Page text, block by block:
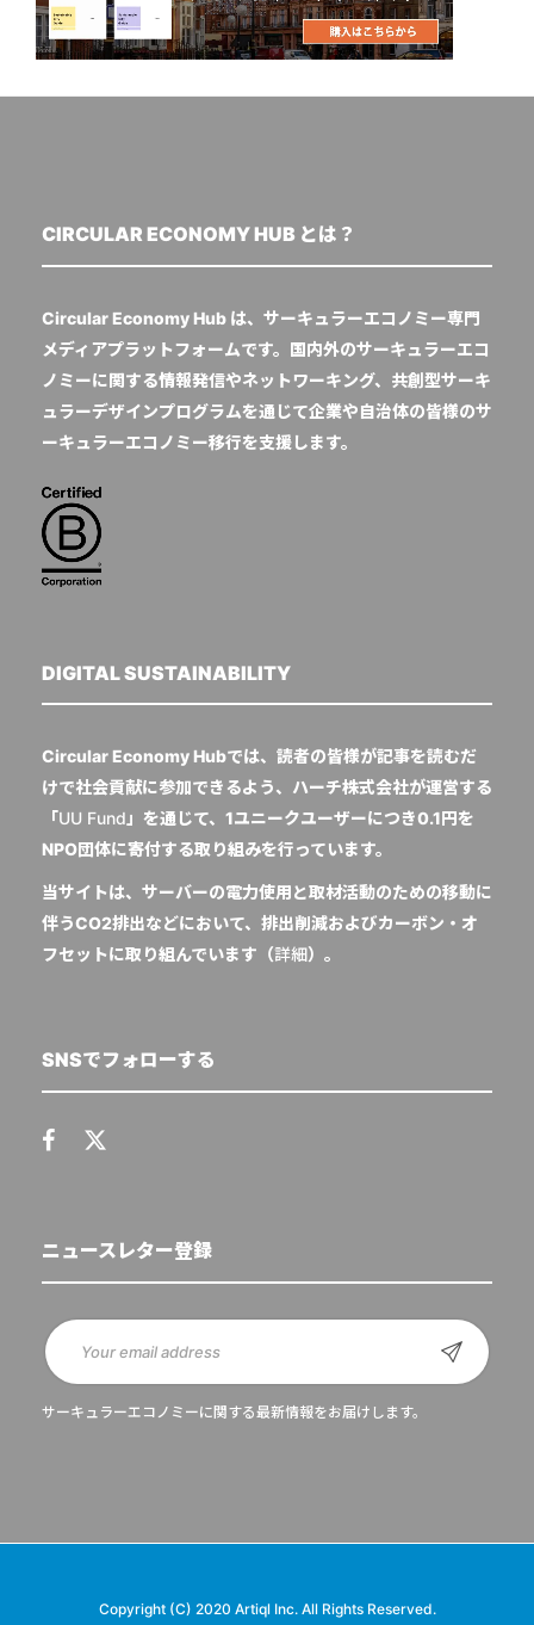
CIRCULAR ECONOMY HUB とは？
Circular Economy Hub は、サーキュラーエコノミー専門
メディアプラットフォームです。国内外のサーキュラーエコ
ノミーに関する情報発信やネットワーキング、共創型サーキ
ュラーデザインプログラムを通じて企業や自治体の皆様のサ
ーキュラーエコノミー移行を支援します。
DIGITAL SUSTAINABILITY
Circular Economy Hubでは、読者の皆様が記事を読むだ
けで社会貢献に参加できるよう、ハーチ株式会社が運営する
「UU Fund 」を通じて、1ユニークユーザーにつき0.1円を
NPO団体に寄付する取り組みを行っています。
当サイトは、サーバーの電力使用と取材活動のための移動に
伴うCO2排出などにおいて、排出削減およびカーボン・オ
フセットに取り組んでいます（詳細）。
SNSでフォローする
ニュースレター登録
サーキュラーエコノミーに関する最新情報をお届けします。
Copyright (C) 2020 Artiql Inc. All Rights Reserved.